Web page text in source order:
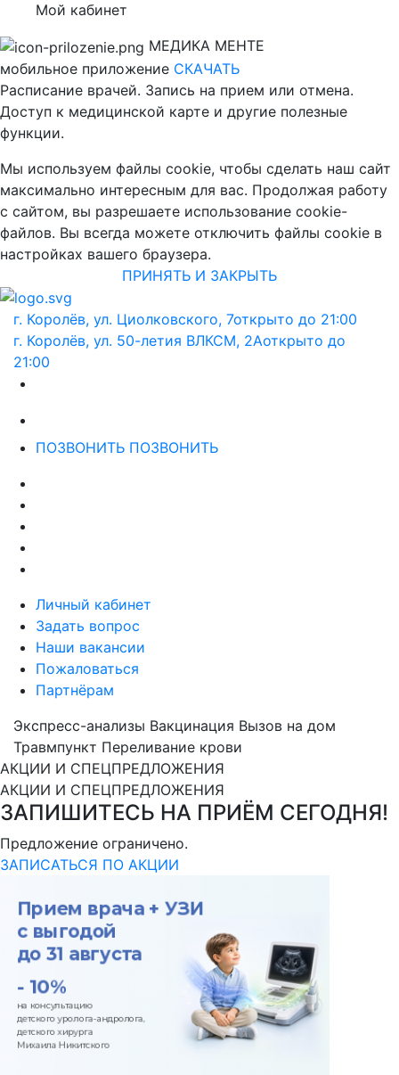
Мой кабинет
МЕДИКА МЕНТЕ
мобильное приложение СКАЧАТЬ
Расписание врачей. Запись на прием или отмена.
Доступ к медицинской карте и другие полезные
функции.
Мы используем файлы cookie, чтобы сделать наш сайт
максимально интересным для вас. Продолжая работу
с сайтом, вы разрешаете использование cookie-
файлов. Вы всегда можете отключить файлы cookie в
настройках вашего браузера.
ПРИНЯТЬ И ЗАКРЫТЬ
г. Королёв, ул. Циолковского, 7открыто до 21:00
г. Королёв, ул. 50-летия ВЛКСМ, 2Аоткрыто до
21:00
ПОЗВОНИТЬ ПОЗВОНИТЬ
Личный кабинет
Задать вопрос
Наши вакансии
Пожаловаться
Партнёрам
Экспресс-анализы Вакцинация Вызов на дом
Травмпункт Переливание крови
АКЦИИ И СПЕЦПРЕДЛОЖЕНИЯ
АКЦИИ И СПЕЦПРЕДЛОЖЕНИЯ
ЗАПИШИТЕСЬ НА ПРИЁМ СЕГОДНЯ!
Предложение ограничено.
ЗАПИСАТЬСЯ ПО АКЦИИ